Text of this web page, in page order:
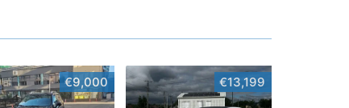
€9,000 €13,199